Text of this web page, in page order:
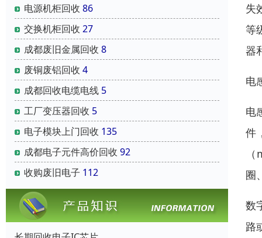
电源机柜回收 86
交换机柜回收 27
成都废旧金属回收 8
废铜废铝回收 4
成都回收电缆电线 5
工厂变压器回收 5
电子模块上门回收 135
成都电子元件高价回收 92
收购废旧电子 112
失
等
器
电
电
件
圈
数
路